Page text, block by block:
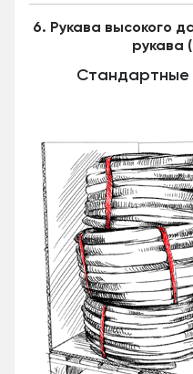
6. Рукава высокого
рукава
Стандартные